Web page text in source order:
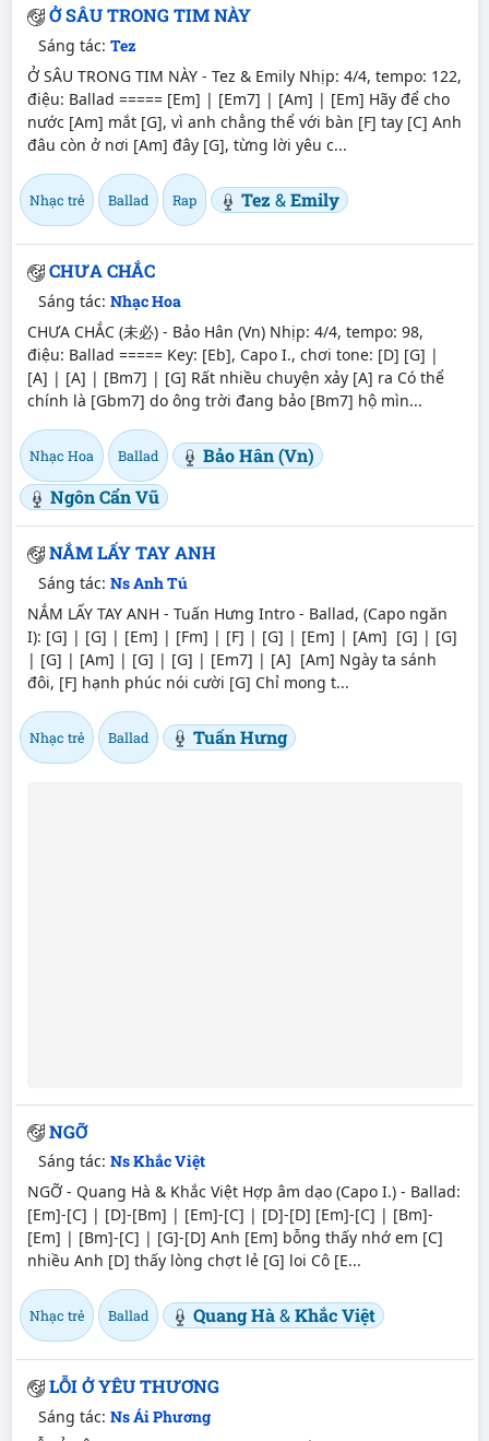
Ở SÂU TRONG TIM NÀY
Sáng tác: Tez
Ở SÂU TRONG TIM NÀY - Tez & Emily Nhịp: 4/4, tempo: 122,
điệu: Ballad ===== [Em] | [Em7] | [Am] | [Em] Hãy để cho
nước [Am] mắt [G], vì anh chẳng thể với bàn [F] tay [C] Anh
đâu còn ở nơi [Am] đây [G], từng lời yêu c...
Nhạc trẻ Ballad Rap Tez &Emily
CHƯA CHẮC
Sáng tác: Nhạc Hoa
CHƯA CHẮC (未必) - Bảo Hân (Vn) Nhịp: 4/4, tempo: 98,
điệu: Ballad ===== Key: [Eb], Capo I., chơi tone: [D] [G] |
[A] | [A] | [Bm7] | [G] Rất nhiều chuyện xảy [A] ra Có thể
chính là [Gbm7] do ông trời đang bảo [Bm7] hộ mìn...
Nhạc Hoa Ballad
Bảo Hân (Vn)
Ngôn Cẩn Vũ
NẮM LẤY TAY ANH
Sáng tác: Ns Anh Tú
NẮM LẤY TAY ANH - Tuấn Hưng Intro - Ballad, (Capo ngăn
I): [G] | [G] | [Em] | [Fm] | [F] | [G] | [Em] | [Am] [G] | [G]
| [G] | [Am] | [G] | [G] | [Em7] | [A] [Am] Ngày ta sánh
đôi, [F] hạnh phúc nói cười [G] Chỉ mong t...
Nhạc trẻ Ballad Tuấn Hưng
NGỠ
Sáng tác: Ns Khắc Việt
NGỠ - Quang Hà & Khắc Việt Hợp âm dạo (Capo I.) - Ballad:
[Em]-[C] | [D]-[Bm] | [Em]-[C] | [D]-[D] [Em]-[C] | [Bm]-
[Em] | [Bm]-[C] | [G]-[D] Anh [Em] bỗng thấy nhớ em [C]
nhiều Anh [D] thấy lòng chợt lẻ [G] loi Cô [E...
Nhạc trẻ Ballad Quang Hà&Khắc Việt
LỖI Ở YÊU THƯƠNG
Sáng tác: Ns Ái Phương